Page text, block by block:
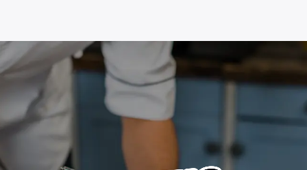
La Z Chetumal 92.9FM